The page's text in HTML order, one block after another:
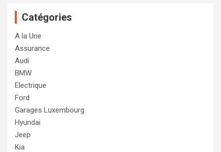
Catégories
A la Une
Assurance
Audi
BMW
Electrique
Ford
Garages Luxembourg
Hyundai
Jeep
Kia